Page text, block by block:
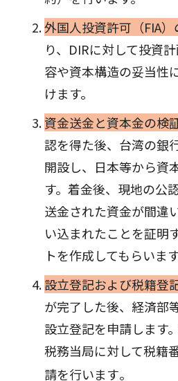
外国人投資許可（FIA）
り、DIRに対して投資
容や資本構造の妥当性
けます。
資金送金と資本金の検
認を得た後、台湾の銀
開設し、日本等から資
す。着金後、現地の公
送金された資金が間違
い込まれたことを証明
トを作成してもらいます
設立登記および税籍登
が完了した後、経済部
設立登記を申請します
税務当局に対して税籍
請を行います。